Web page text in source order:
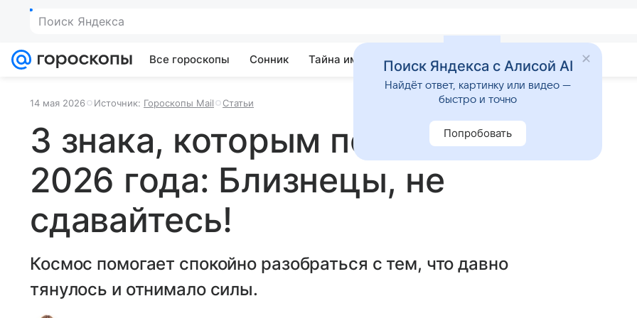
Поиск Яндекса
Все гороскопы Сонник Тайна имени Гадания Приметы
14 мая 2026 Источник: Гороскопы Mail Статьи
3 знака, которым повезет 15 мая
2026 года: Близнецы, не
сдавайтесь!
Космос помогает спокойно разобраться с тем, что давно
тянулось и отнимало силы.
Поиск Яндекса с Алисой AI
Найдёт ответ, картинку или видео —
быстро и точно
Попробовать